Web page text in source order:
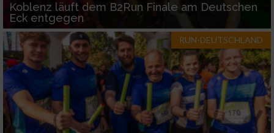
Koblenz läuft dem B2Run Finale am Deutschen
Eck entgegen
RUN-DEUTSCHLAND